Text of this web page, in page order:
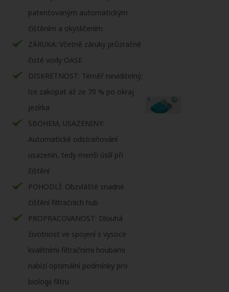
patentovaným automatickým
čištěním a okysličením
ZÁRUKA: Včetně záruky průzračně
čisté vody OASE
DISKRÉTNOST: Téměř neviditelný;
lze zakopat až ze 70 % po okraj
jezírka
SBOHEM, USAZENINY:
Automatické odstraňování
usazenin, tedy menší úsilí při
čištění
POHODLÍ: Obzvláště snadné
čištění filtračních hub
PROPRACOVANOST: Dlouhá
životnost ve spojení s vysoce
kvalitními filtračními houbami
nabízí optimální podmínky pro
biologii filtru